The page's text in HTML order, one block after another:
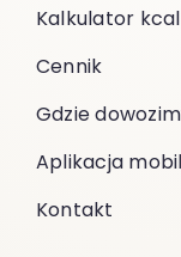
Kalkulator kcal
Cennik
Gdzie
Aplikacja
Kontakt